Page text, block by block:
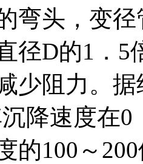
弯头，变
径D的1．5
少阻力。
降速度在
的100～